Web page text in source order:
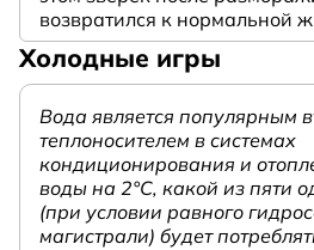
возвратился к нормальной
Холодные игры
Вода является популярным
теплоносителем в системах
кондиционирования и
воды на 2°С, какой из пяти
(при условии равного
магистрали) будет